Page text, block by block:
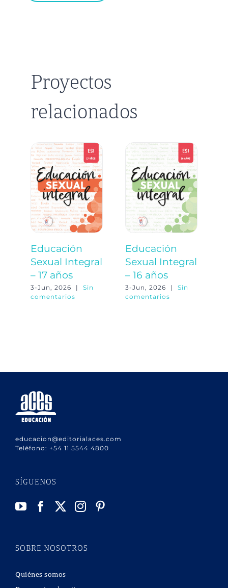
Proyectos
relacionados
Educación
Sexual Integral
– 17 años
3-Jun, 2026 |
Sin
comentarios
Educación
Sexual Integral
– 16 años
3-Jun, 2026 |
Sin
comentarios
educacion@editorialaces.com
Teléfono: +54 11 5544 4800
SÍGUENOS
SOBRE NOSOTROS
Quiénes somos